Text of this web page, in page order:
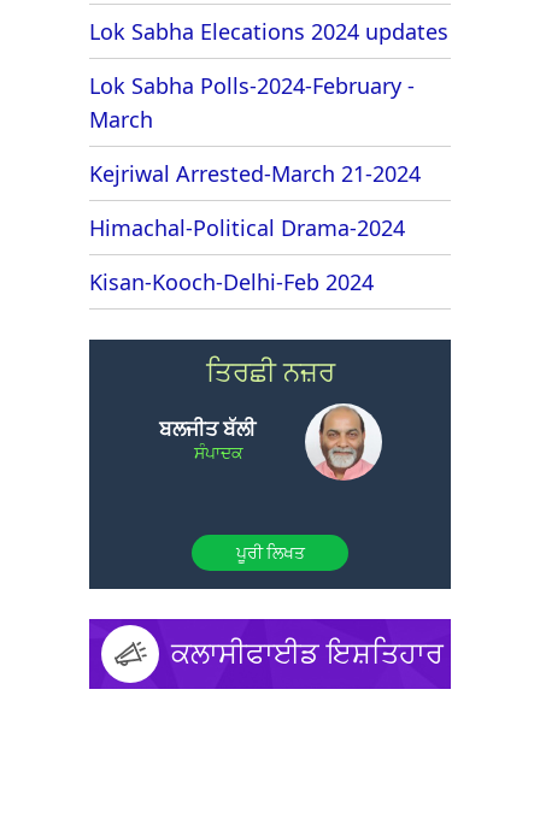
Lok Sabha Elecations 2024 updates
Lok Sabha Polls-2024-February -
March
Kejriwal Arrested-March 21-2024
Himachal-Political Drama-2024
Kisan-Kooch-Delhi-Feb 2024
ਤਿਰਛੀ ਨਜ਼ਰ
ਬਲਜੀਤ ਬੱਲੀ
ਸੰਪਾਦਕ
ਪੂਰੀ ਲਿਖਤ
ਕਲਾਸੀਫਾਈਡ ਇਸ਼ਤਿਹਾਰ